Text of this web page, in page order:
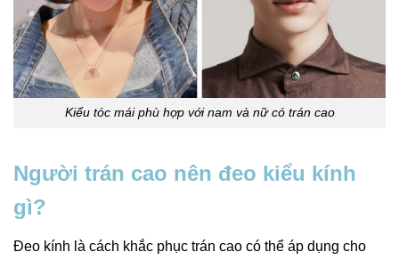
Kiểu tóc mái phù hợp với nam và nữ có trán cao
Người trán cao nên đeo kiểu kính
gì?
Đeo kính là cách khắc phục trán cao có thể áp dụng cho